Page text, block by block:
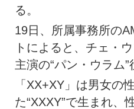
る。
19日、所属事務所の
トによると、チェ・
主演の“パン・ウラム”
「XX+XY」は男女の
た“XXXY”で生まれ、